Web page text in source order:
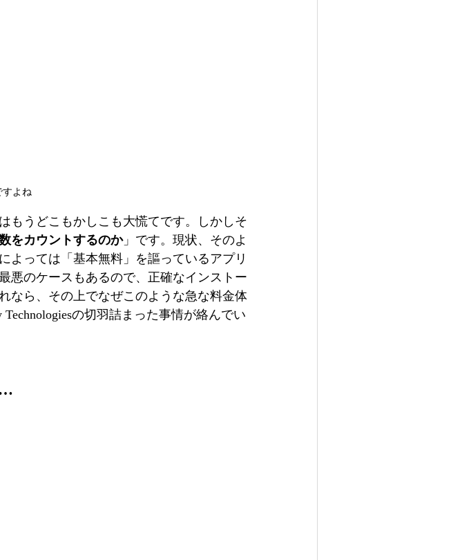
すよね
もうどこもかしこも大慌てです。しかしそ
をカウントするのか」です。現状、そのよ
よっては「基本無料」を謳っているアプリ
悪のケースもあるので、正確なインストー
なら、その上でなぜこのような急な料金体
の切羽詰まった事情が絡んでい
…